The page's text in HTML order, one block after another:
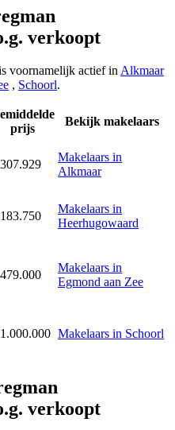
verkoopt
voornamelijk actief inAlkmaar
, Schoorl.
prijs
Bekijk makelaars
Makelaars in
Alkmaar
Makelaars in
Heerhugowaard
Makelaars in
Egmond aan Zee
Makelaars in Schoorl
verkoopt